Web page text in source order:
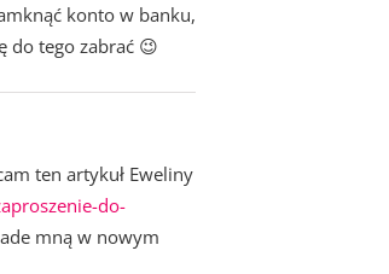
konto w banku,
do tego zabrać 😉
ten artykuł Eweliny
do-
mną w nowym